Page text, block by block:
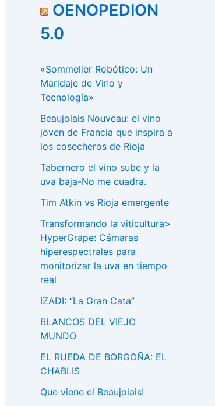
OENOPEDION
5.0
«Sommelier Robótico: Un
Maridaje de Vino y
Tecnología»
Beaujolais Nouveau: el vino
joven de Francia que inspira a
los cosecheros de Rioja
Tabernero el vino sube y la
uva baja-No me cuadra.
Tim Atkin vs Rioja emergente
Transformando la viticultura>
HyperGrape: Cámaras
hiperespectrales para
monitorizar la uva en tiempo
real
IZADI: “La Gran Cata”
BLANCOS DEL VIEJO
MUNDO
EL RUEDA DE BORGOÑA: EL
CHABLIS
Que viene el Beaujolais!